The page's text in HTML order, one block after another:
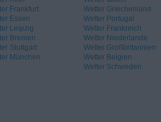
Frankfurt
Essen
Leipzig
Bremen
Stuttgart
München
Wetter Griechenland
Wetter Portugal
Wetter Frankreich
Wetter Niederlande
Wetter Großbritannien
Wetter Belgien
Wetter Schweden